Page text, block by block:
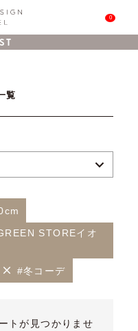
0
覧
STOREイオ
#冬コーデ
トが見つかりませ